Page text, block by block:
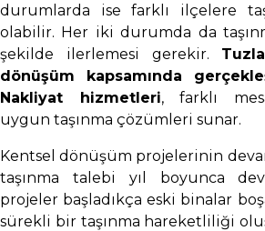
durumlarda ise farklı ilçelere
olabilir. Her iki durumda da
şekilde ilerlemesi gerekir.
dönüşüm kapsamında
Nakliyat hizmetleri, farklı
uygun taşınma çözümleri sunar.
Kentsel dönüşüm projelerinin
taşınma talebi yıl boyunca
projeler başladıkça eski binalar
sürekli bir taşınma hareketliliği